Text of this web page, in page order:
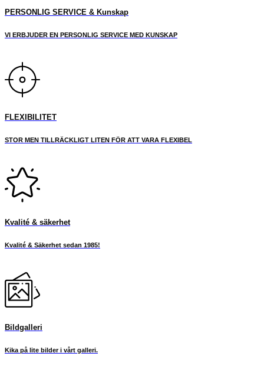
PERSONLIG SERVICE & Kunskap
VI ERBJUDER EN PERSONLIG SERVICE MED KUNSKAP
FLEXIBILITET
STOR MEN TILLRÄCKLIGT LITEN FÖR ATT VARA FLEXIBEL
Kvalité & säkerhet
Kvalité & Säkerhet sedan 1985!
Bildgalleri
Kika på lite bilder i vårt galleri.